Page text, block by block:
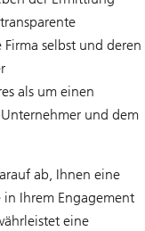
selbst und deren
als um einen
und dem
ab, Ihnen eine
Ihrem Engagement
eine